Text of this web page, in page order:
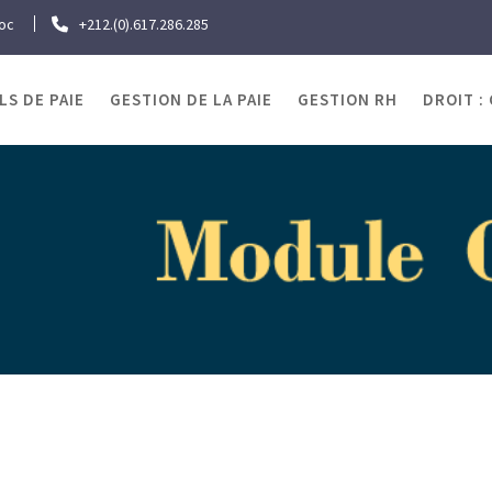
+212.(0).617.286.285
DE PAIE GESTION DE LA PAIE GESTION RH DROIT :
| Blog